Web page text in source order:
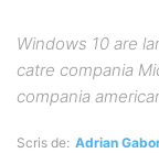
Windows 10 are
catre compania
compania
Scris de: Adrian